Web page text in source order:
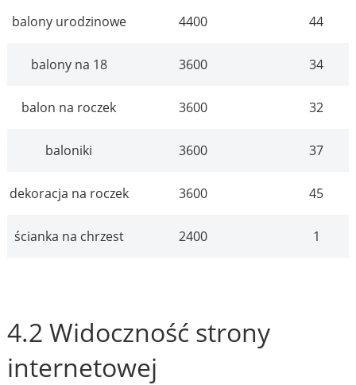
balony urodzinowe 4400 44
balony na 18 3600 34
balon na roczek 3600 32
baloniki 3600 37
dekoracja na roczek 3600 45
ścianka na chrzest 2400 1
4.2 Widoczność strony
internetowej